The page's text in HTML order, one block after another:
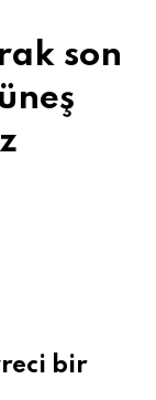
son
bir